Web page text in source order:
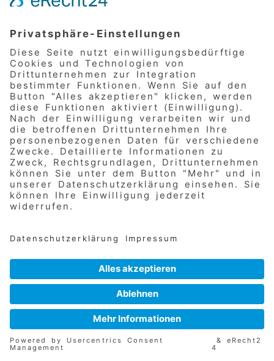
Marketing
Fuhrpark
Datenschutz
Leiharbeit
09183 / 914 100
© 2026AWO Nürnberger Land e.V.
Impressum
Datenschutz
Cookie-Einstellungen
Burgthanner Str. 99, 90559 Burgthann
09183 / 914-100
kreisverband@awo-nuer-land.de